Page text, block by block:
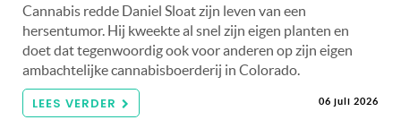
Cannabis redde Daniel Sloat zijn leven van een
hersentumor. Hij kweekte al snel zijn eigen planten en
doet dat tegenwoordig ook voor anderen op zijn eigen
ambachtelijke cannabisboerderij in Colorado.
LEES VERDER 06 juli 2026